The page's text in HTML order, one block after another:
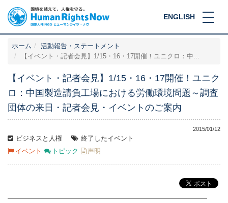
ENGLISH
ホーム
活動報告・ステートメント
【イベント・記者会見】1/15・16・17開催！ユニクロ：中...
【イベント・記者会見】1/15・16・17開催！ユニク
ロ：中国製造請負工場における労働環境問題～調査
団体の来日・記者会見・イベントのご案内
2015/01/12
ビジネスと人権
終了したイベント
イベント
トピック 声明
━━━━━━━━━━━━━━━━━━━━━━━━━━━━